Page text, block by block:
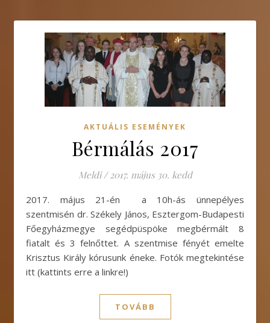
AKTUÁLIS ESEMÉNYEK
Bérmálás 2017
Meldi / 2017. május 30. kedd
2017. május 21-én a 10h-ás ünnepélyes
szentmisén dr. Székely János, Esztergom-Budapesti
Főegyházmegye segédpüspöke megbérmált 8
fiatalt és 3 felnőttet. A szentmise fényét emelte
Krisztus Király kórusunk éneke. Fotók megtekintése
itt (kattints erre a linkre!)
TOVÁBB